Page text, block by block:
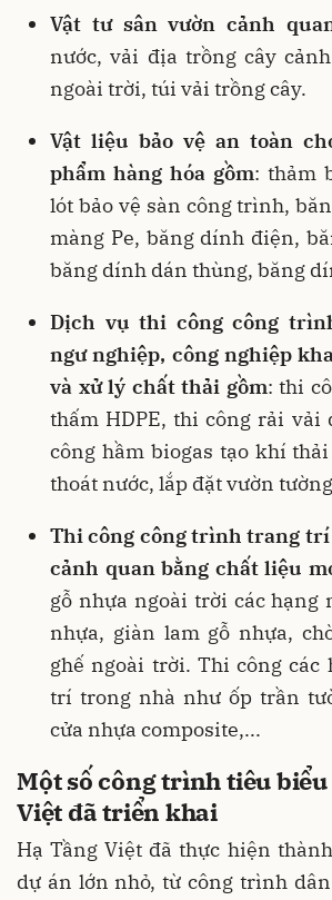
Vật tư sân vườn cảnh
nước, vải địa trồng cây
ngoài trời, túi vải trồng cây.
Vật liệu bảo vệ an toàn
phẩm hàng hóa gồm: thảm
lót bảo vệ sàn công trình,
màng Pe, băng dính điện,
băng dính dán thùng, băng
Dịch vụ thi công công
ngư nghiệp, công nghiệp
và xử lý chất thải gồm: thi
thấm HDPE, thi công rải vải
công hầm biogas tạo khí
thoát nước, lắp đặt vườn
Thi công công trình trang
cảnh quan bằng chất liệu
gỗ nhựa ngoài trời các hạng
nhựa, giàn lam gỗ nhựa,
ghế ngoài trời. Thi công các
trí trong nhà như ốp trần
cửa nhựa composite,...
Một số công trình tiêu
Việt đã triển khai
Hạ Tầng Việt đã thực hiện
dự án lớn nhỏ, từ công trình